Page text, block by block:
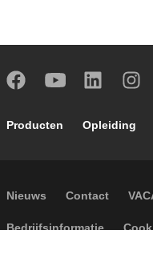
Footer main
Producten Opleiding
Footer secondary
Nieuws Contact
Footer menu
Bedrijfsinformatie